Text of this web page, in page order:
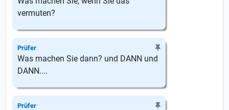
vermuten?
Prüfer
Was machen Sie dann? und DANN und
DANN....
Prüfer